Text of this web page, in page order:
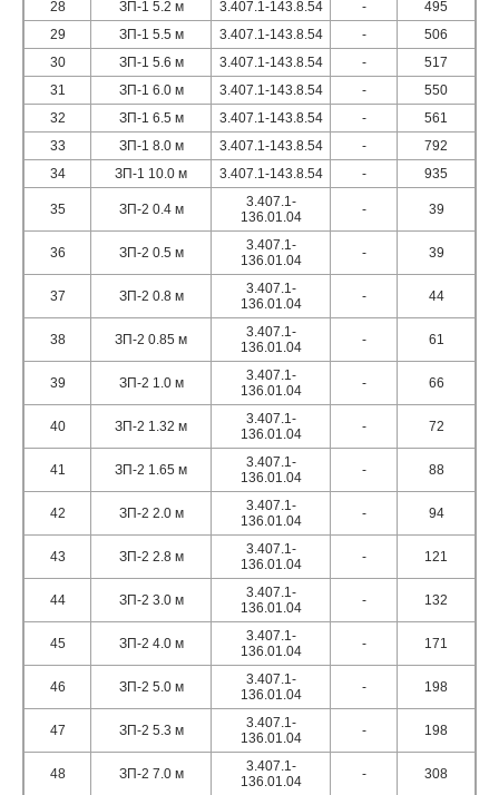
28
ЗП-1 5.2 м 3.407.1-143.8.54 -
495
29
ЗП-1 5.5 м 3.407.1-143.8.54 -
506
30
ЗП-1 5.6 м 3.407.1-143.8.54 -
517
31
ЗП-1 6.0 м 3.407.1-143.8.54 -
550
32
ЗП-1 6.5 м 3.407.1-143.8.54 -
561
33
ЗП-1 8.0 м 3.407.1-143.8.54 -
792
34
ЗП-1 10.0 м 3.407.1-143.8.54 - 935
35 ЗП-2 0.4 м
3.407.1-
136.01.04
- 39
36 ЗП-2 0.5 м
3.407.1-
136.01.04
- 39
37 ЗП-2 0.8 м
3.407.1-
136.01.04
- 44
38 ЗП-2 0.85 м
3.407.1-
136.01.04
- 61
39 ЗП-2 1.0 м
3.407.1-
136.01.04
- 66
40 ЗП-2 1.32 м
3.407.1-
136.01.04
- 72
41 ЗП-2 1.65 м
3.407.1-
136.01.04
- 88
42 ЗП-2 2.0 м
3.407.1-
136.01.04
- 94
43 ЗП-2 2.8 м
3.407.1-
136.01.04
- 121
44 ЗП-2 3.0 м
3.407.1-
136.01.04
- 132
45 ЗП-2 4.0 м
3.407.1-
136.01.04
- 171
46 ЗП-2 5.0 м
3.407.1-
136.01.04
- 198
47 ЗП-2 5.3 м
3.407.1-
136.01.04
- 198
48 ЗП-2 7.0 м
3.407.1-
136.01.04
- 308